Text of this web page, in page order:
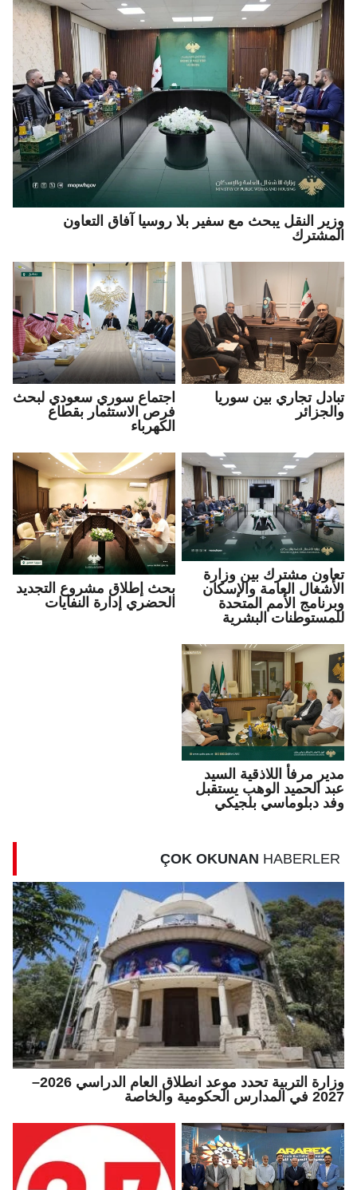
وزير النقل يبحث مع سفير بلا روسيا آفاق التعاون
المشترك
تبادل تجاري بين سوريا
والجزائر
اجتماع سوري سعودي لبحث
فرص الاستثمار بقطاع
الكهرباء
تعاون مشترك بين وزارة
الأشغال العامة والإسكان
وبرنامج الأمم المتحدة
للمستوطنات البشرية
بحث إطلاق مشروع التجديد
الحضري إدارة النفايات
مدير مرفأ اللاذقية السيد
عبد الحميد الوهب يستقبل
وفد دبلوماسي بلجيكي
ÇOK OKUNAN HABERLER
وزارة التربية تحدد موعد انطلاق العام الدراسي 2026–
2027 في المدارس الحكومية والخاصة